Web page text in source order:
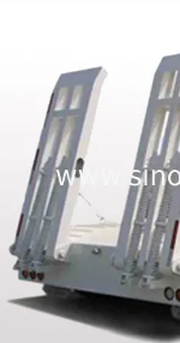
বাড়ি
পণ্য
আমাদের
সম্বন্ধে
Reserved.